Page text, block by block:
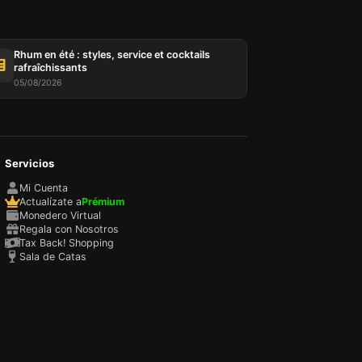
Rhum en été : styles, service et cocktails
rafraîchissants
05/08/2026
Servicios
Mi Cuenta
Actualízate aPrémium
Monedero Virtual
Regala con Nosotros
Tax Back! Shopping
Sala de Catas
et
des